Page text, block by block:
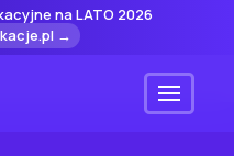
na LATO 2026
→
Menu